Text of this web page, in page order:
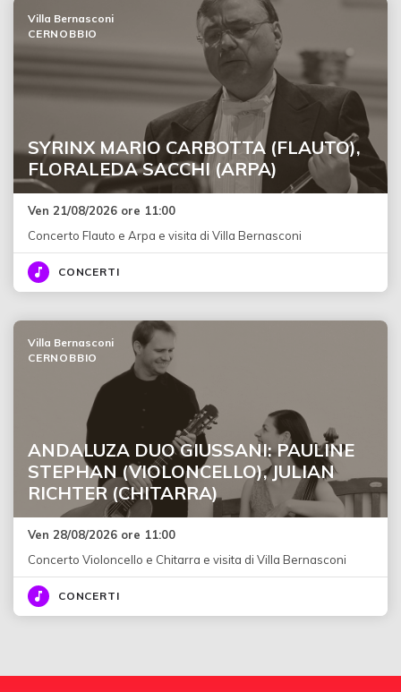
SYRINX MARIO CARBOTTA (FLAUTO),
FLORALEDA SACCHI (ARPA)
Villa Bernasconi
CERNOBBIO
Ven 21/08/2026 ore 11:00
Concerto Flauto e Arpa e visita di Villa Bernasconi
CONCERTI
ANDALUZA DUO GIUSSANI: PAULINE
STEPHAN (VIOLONCELLO), JULIAN
RICHTER (CHITARRA)
Villa Bernasconi
CERNOBBIO
Ven 28/08/2026 ore 11:00
Concerto Violoncello e Chitarra e visita di Villa Bernasconi
CONCERTI